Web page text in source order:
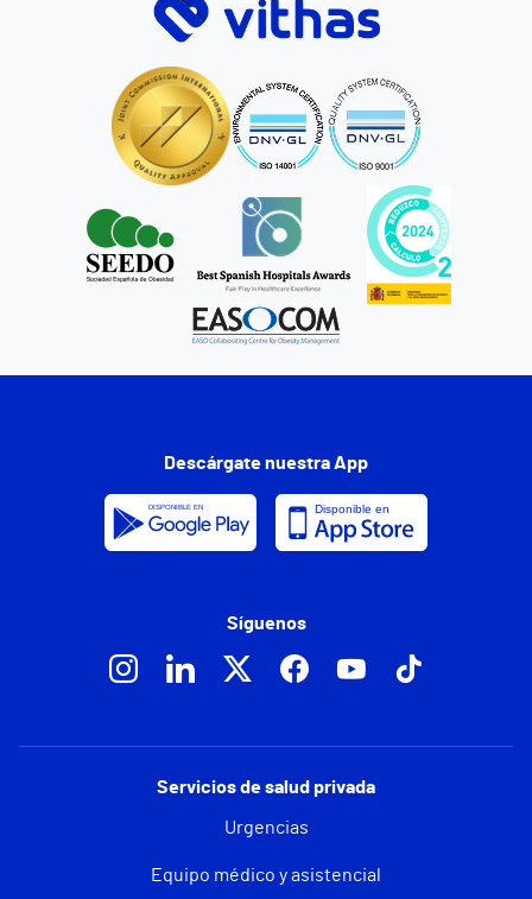
Servicios de salud privada
Urgencias
Equipo médico y asistencial
Descárgate nuestra App
Síguenos